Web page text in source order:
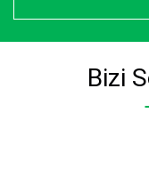
Bizi